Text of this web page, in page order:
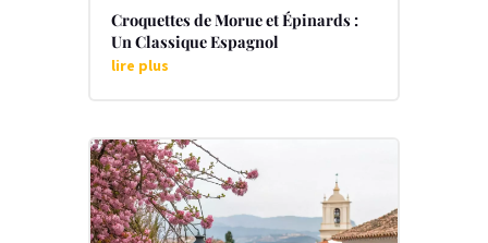
Croquettes de Morue et Épinards :
Un Classique Espagnol
lire plus